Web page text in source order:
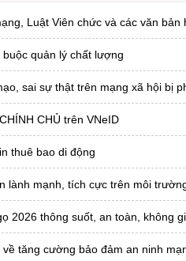
Luật Viên chức và các văn
quản lý chất lượng
sai sự thật trên mạng xã hội bị
CHỦ trên VNeID
thuê bao di động
lành mạnh, tích cực trên môi
2026 thông suốt, an toàn, không
tăng cường bảo đảm an ninh